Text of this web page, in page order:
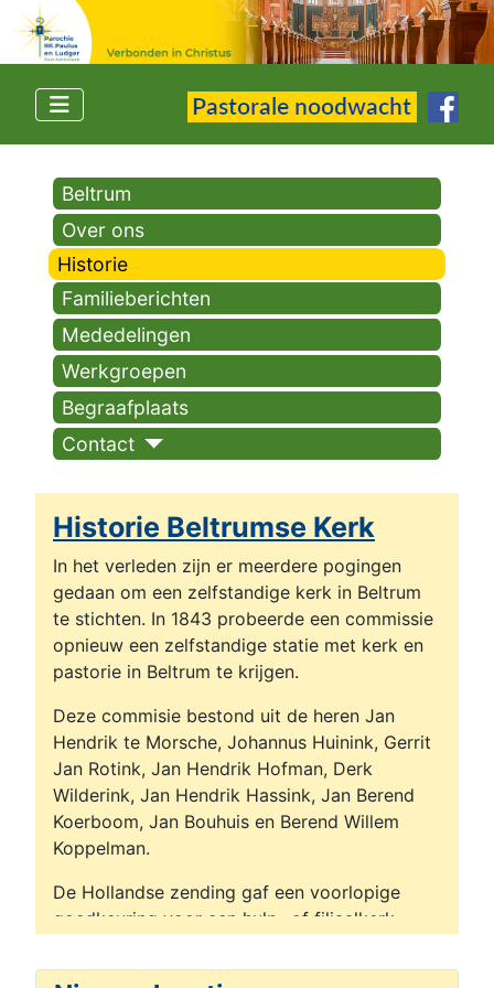
Beltrum
Over ons
Historie
Familieberichten
Mededelingen
Werkgroepen
Begraafplaats
Contact
Historie Beltrumse Kerk
In het verleden zijn er meerdere pogingen
gedaan om een zelfstandige kerk in Beltrum
te stichten. In 1843 probeerde een commissie
opnieuw een zelfstandige statie met kerk en
pastorie in Beltrum te krijgen.
Deze commisie bestond uit de heren Jan
Hendrik te Morsche, Johannus Huinink, Gerrit
Jan Rotink, Jan Hendrik Hofman, Derk
Wilderink, Jan Hendrik Hassink, Jan Berend
Koerboom, Jan Bouhuis en Berend Willem
Koppelman.
De Hollandse zending gaf een voorlopige
goedkeuring voor een hulp- of filiaalkerk,
te bouwen in de nabijheid van de school op